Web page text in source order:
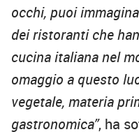
occhi, puoi
dei ristoranti che
cucina italiana nel
omaggio a questo
vegetale, materia
gastronomica”, ha